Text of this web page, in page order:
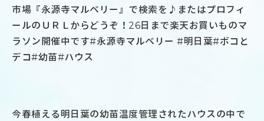
今春植える明日葉の幼苗温度管理されたハウスの中で